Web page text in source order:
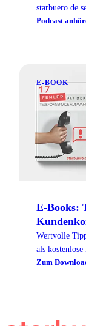
starbuero.de
Podcast
E-BOOK
E-Books:
Wertvolle
als
Zum